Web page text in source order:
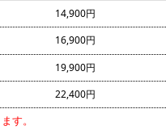
14,900円
16,900円
19,900円
22,400円
す。